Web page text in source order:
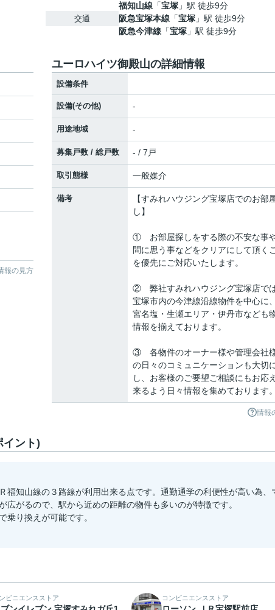
交通
福知山線 「宝塚 」駅 徒歩9分
阪急宝塚本線 「宝塚 」駅 徒歩9分
阪急今津線 「宝塚 」駅 徒歩9分
報の見方
ユーロハイツ御殿山の詳細情報
設備条件
設備(その他) -
用途地域 -
募集戸数 / 総戸数 - / 7戸
取引態様 一般媒介
備考
【すみれハウジング宝塚店でのお部
し】
① お部屋探しをする際の不安な事
問に思う事などをクリアにして頂く
を優先にご対応いたします。
② 弊社すみれハウジング宝塚店で
宝塚市内の今津線沿線物件を中心に
宮名塩・生瀬エリア・伊丹市なども
情報を揃えております。
③ 各物件のオーナー様や管理会社
の日々のコミュニケーションも大切
し、お客様のご要望ご相談にもお応
来るよう日々情報を集めております
情報
イント)
福知山線の３路線が利用出来る点です。通勤通学の利便性が高い為、
がるので、駅から近めの距離の物件も多いのが特徴です。
乗り換えが可能です。
ビニエンスストア コンビニエンスストア